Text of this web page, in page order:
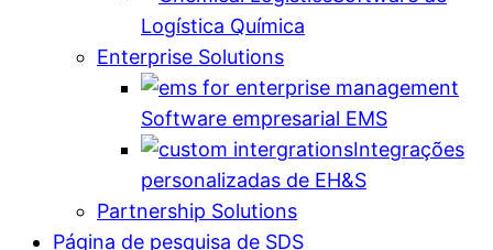
Logística Química
Enterprise Solutions
Software empresarial EMS
Integrações
personalizadas de EH&S
Partnership Solutions
Página de pesquisa de SDS